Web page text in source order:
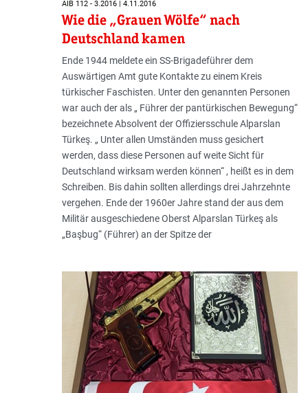
AIB 112 - 3.2016 | 4.11.2016
Wie die „Grauen Wölfe“ nach
Deutschland kamen
Ende 1944 meldete ein SS-Brigadeführer dem
Auswärtigen Amt gute Kontakte zu einem Kreis
türkischer Faschisten. Unter den genannten Personen
war auch der als „ Führer der pantürkischen Bewegung“
bezeichnete Absolvent der Offiziersschule Alparslan
Türkeş. „ Unter allen Umständen muss gesichert
werden, dass diese Personen auf weite Sicht für
Deutschland wirksam werden können“ , heißt es in dem
Schreiben. Bis dahin sollten allerdings drei Jahrzehnte
vergehen. Ende der 1960er Jahre stand der aus dem
Militär ausgeschiedene Oberst Alparslan Türkeş als
„Başbug“ (Führer) an der Spitze der